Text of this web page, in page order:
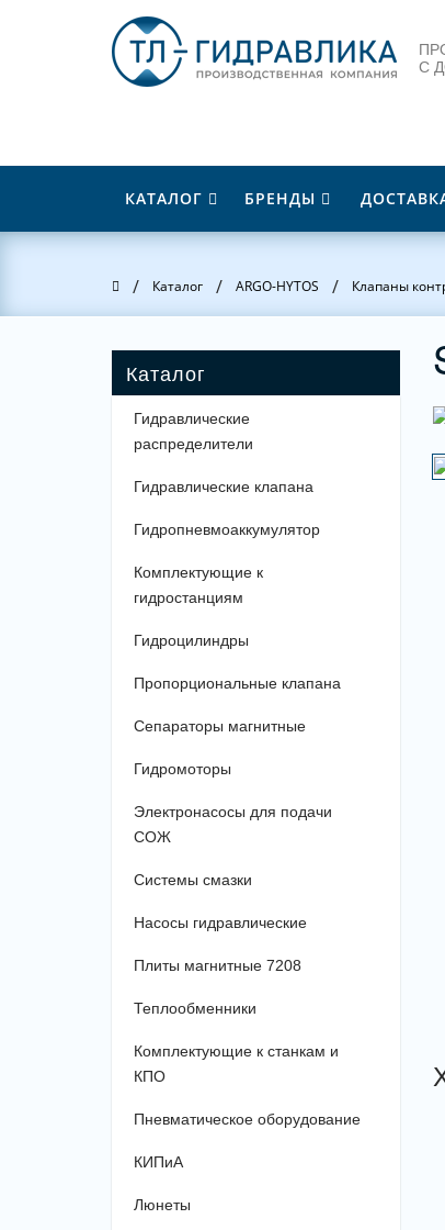
С
КАТАЛОГ БРЕНДЫ
Главная
/ Каталог / ARGO-HYTOS / Клапаны
Гидравлические
распределители
Гидравлические клапана
Гидропневмоаккумулятор
Комплектующие к
гидростанциям
Гидроцилиндры
Пропорциональные клапана
Сепараторы магнитные
Гидромоторы
Электронасосы для подачи
СОЖ
Системы смазки
Насосы гидравлические
Плиты магнитные 7208
Теплообменники
Комплектующие к станкам и
КПО
Пневматическое оборудование
КИПиА
Люнеты